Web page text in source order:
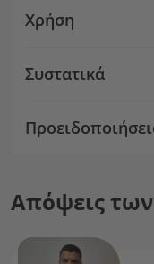
Χρήση
Συστατικά
Απόψεις